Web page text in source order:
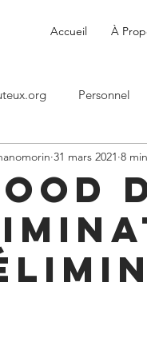
Accueil À
Personnel
31 mars 2021 8